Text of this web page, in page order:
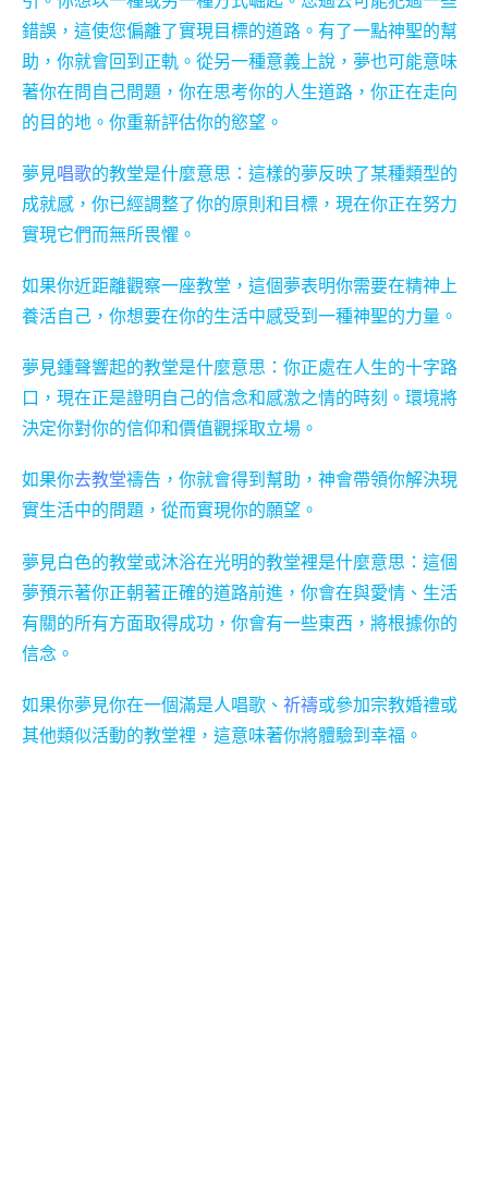
錯誤，這使您偏離了實現目標的道路。有了一點神聖的幫
助，你就會回到正軌。從另一種意義上說，夢也可能意味
著你在問自己問題，你在思考你的人生道路，你正在走向
的目的地。你重新評估你的慾望。
夢見唱歌的教堂是什麼意思：這樣的夢反映了某種類型的
成就感，你已經調整了你的原則和目標，現在你正在努力
實現它們而無所畏懼。
如果你近距離觀察一座教堂，這個夢表明你需要在精神上
養活自己，你想要在你的生活中感受到一種神聖的力量。
夢見鍾聲響起的教堂是什麼意思：你正處在人生的十字路
口，現在正是證明自己的信念和感激之情的時刻。環境將
決定你對你的信仰和價值觀採取立場。
如果你去教堂禱告，你就會得到幫助，神會帶領你解決現
實生活中的問題，從而實現你的願望。
夢見白色的教堂或沐浴在光明的教堂裡是什麼意思：這個
夢預示著你正朝著正確的道路前進，你會在與愛情、生活
有關的所有方面取得成功，你會有一些東西，將根據你的
信念。
如果你夢見你在一個滿是人唱歌、 祈禱或參加宗教婚禮或
其他類似活動的教堂裡，這意味著你將體驗到幸福。